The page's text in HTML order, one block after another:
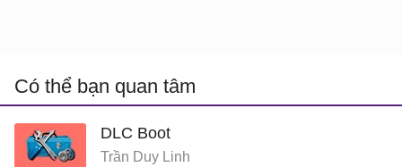
Có thể bạn quan tâm
DLC Boot
Trần Duy Linh